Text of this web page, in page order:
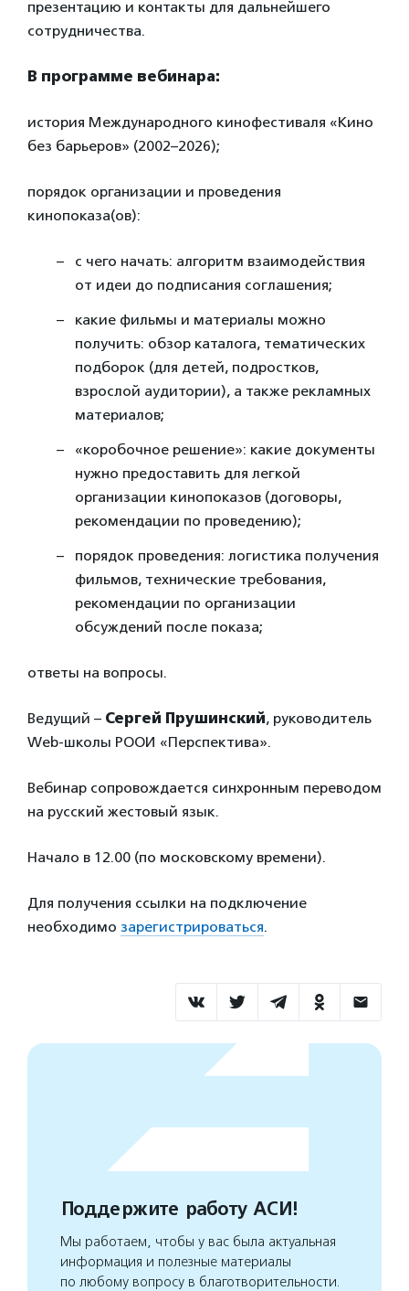
презентацию и контакты для дальнейшего
сотрудничества.
В программе вебинара:
история Международного кинофестиваля «Кино
без барьеров» (2002–2026);
порядок организации и проведения
кинопоказа(ов):
с чего начать: алгоритм взаимодействия
от идеи до подписания соглашения;
какие фильмы и материалы можно
получить: обзор каталога, тематических
подборок (для детей, подростков,
взрослой аудитории), а также рекламных
материалов;
«коробочное решение»: какие документы
нужно предоставить для легкой
организации кинопоказов (договоры,
рекомендации по проведению);
порядок проведения: логистика получения
фильмов, технические требования,
рекомендации по организации
обсуждений после показа;
ответы на вопросы.
Ведущий – Сергей Прушинский, руководитель
Web-школы РООИ «Перспектива».
Вебинар сопровождается синхронным переводом
на русский жестовый язык.
Начало в 12.00 (по московскому времени).
Для получения ссылки на подключение
необходимо зарегистрироваться.
Поддержите работу АСИ!
Мы работаем, чтобы у вас была актуальная
информация и полезные материалы
по любому вопросу в благотворительности.